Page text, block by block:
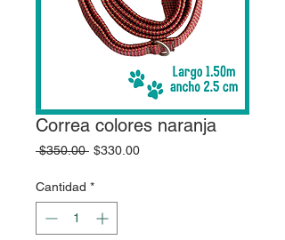
Correa colores naranja
$350.00 Precio
$330.00Precio
Cantidad *